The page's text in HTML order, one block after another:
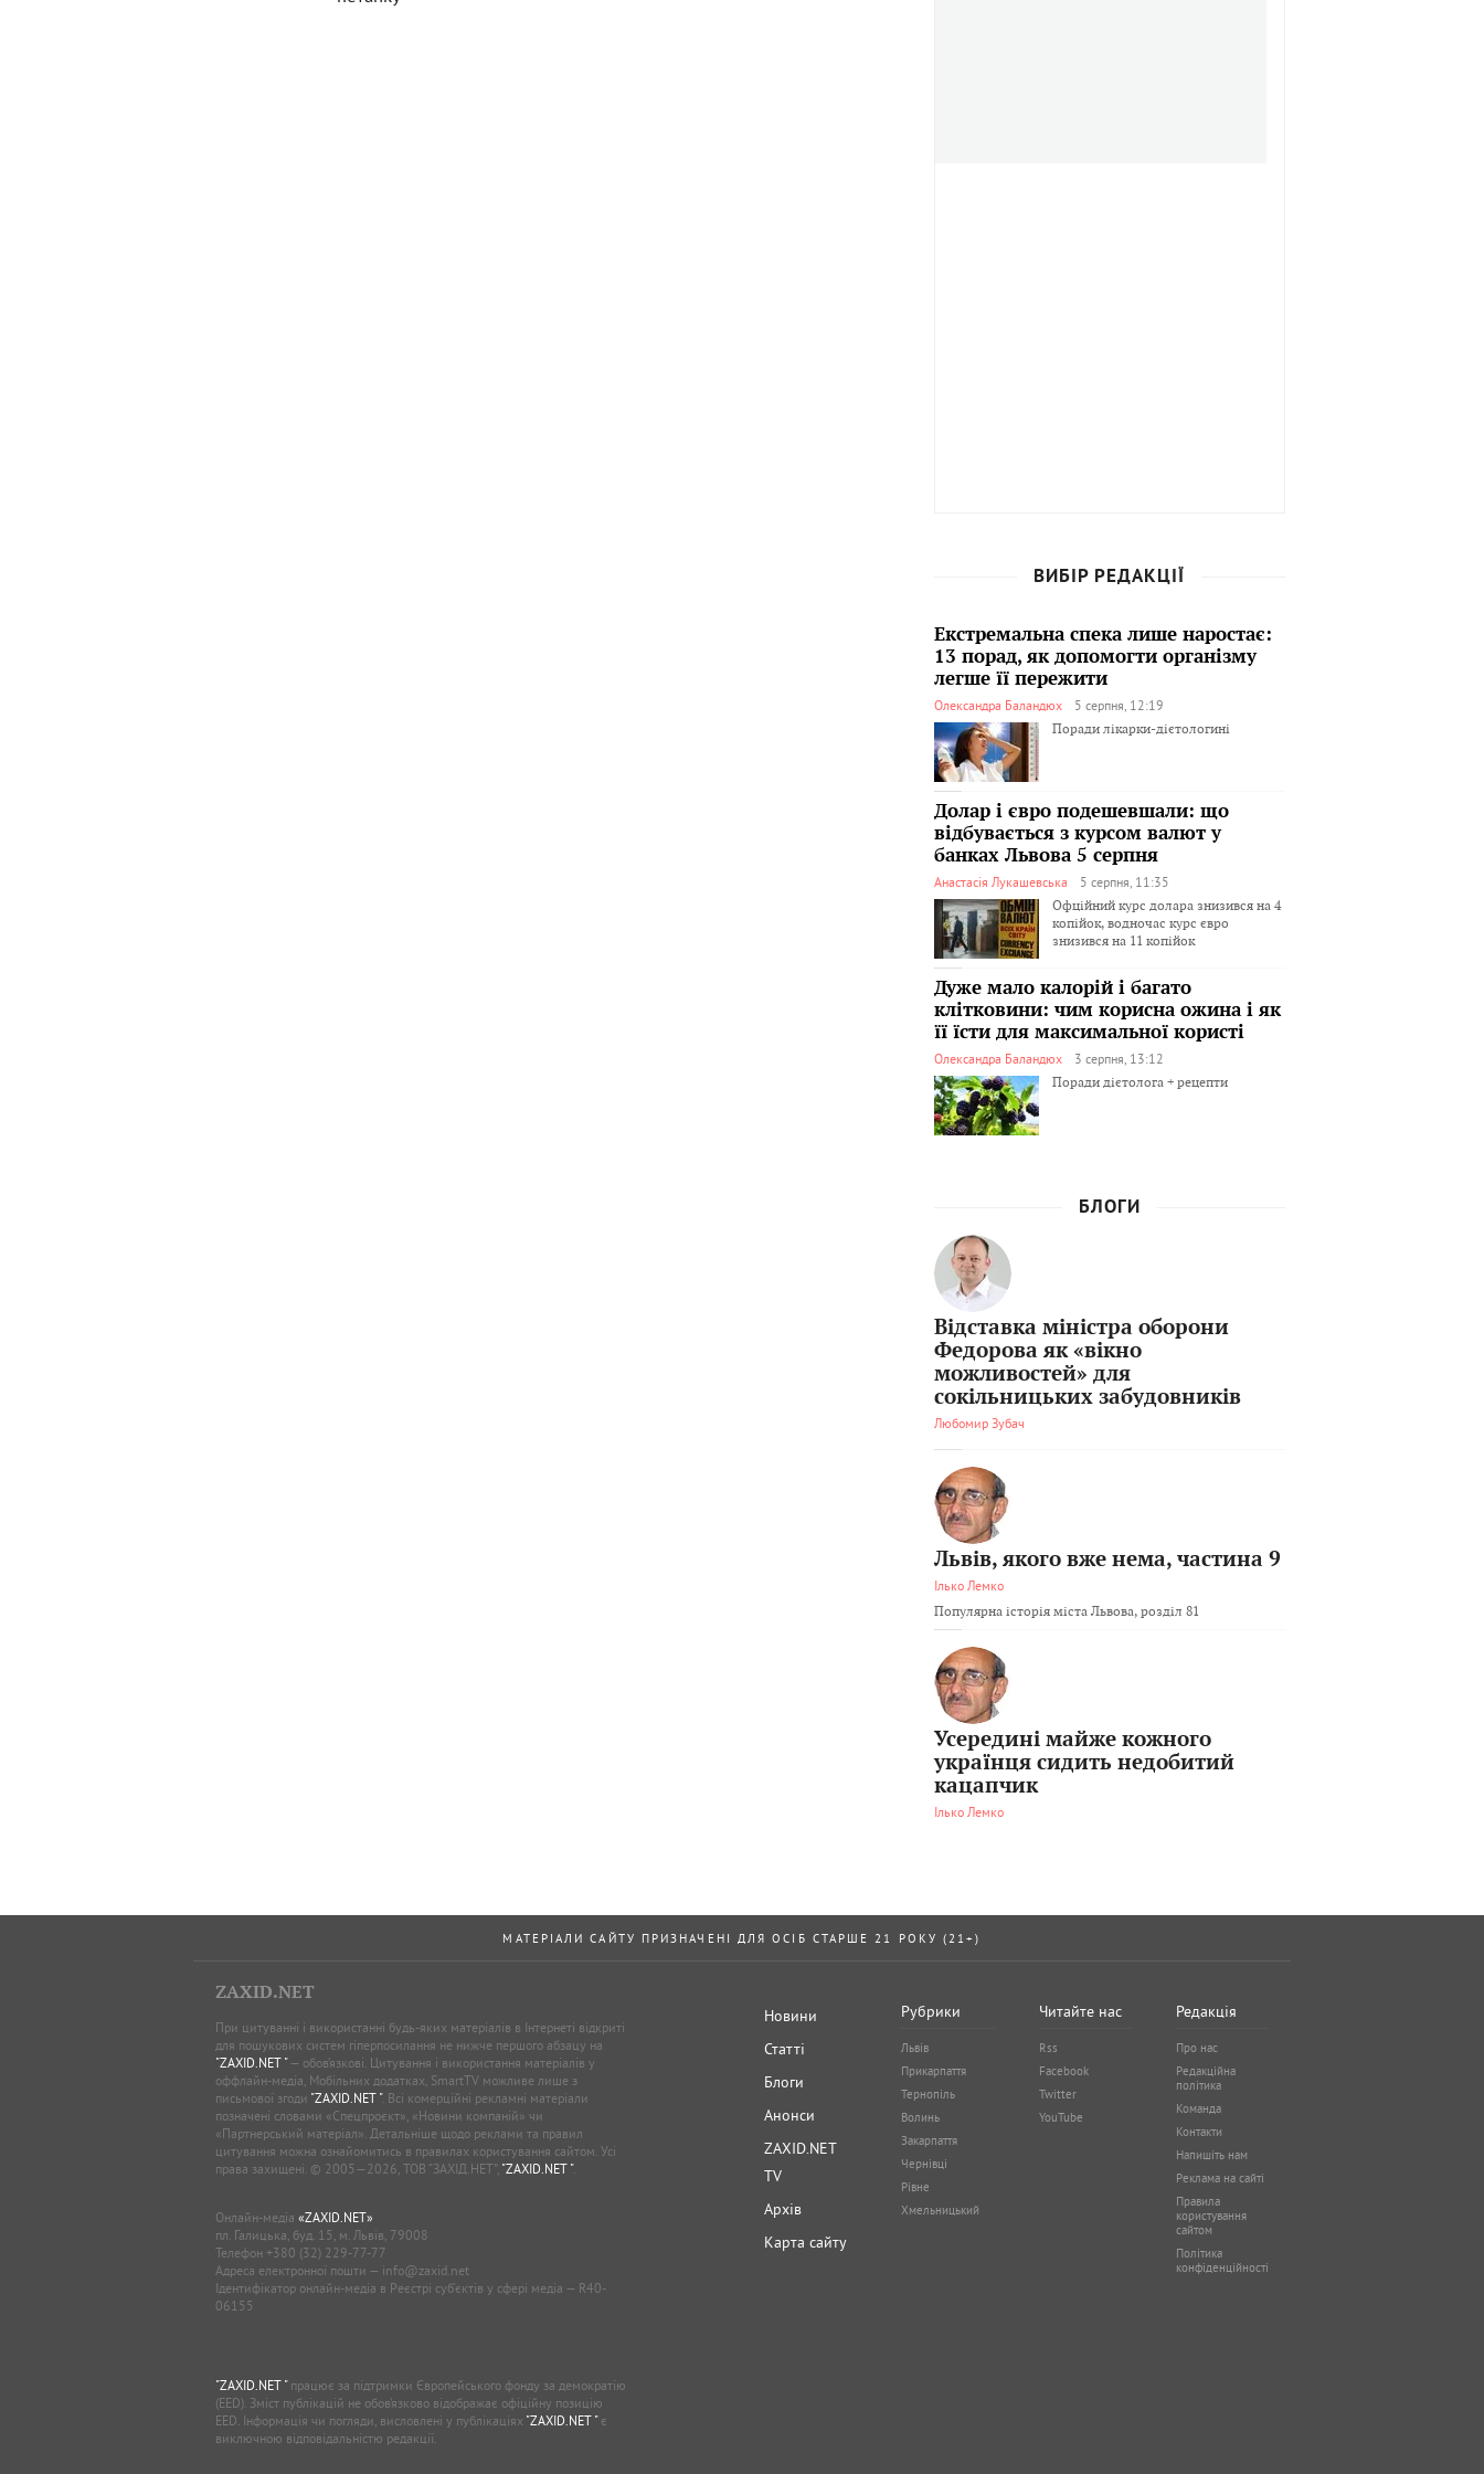
ВИБІР РЕДАКЦІЇ
Екстремальна спека лише наростає:
13 порад, як допомогти організму
легше її пережити
Олександра Баландюх
5 серпня, 12:19
Поради лікарки-дієтологині
Долар і євро подешевшали: що
відбувається з курсом валют у
банках Львова 5 серпня
Анастасія Лукашевська
5 серпня, 11:35
Офційний курс долара знизився на 4
копійок, водночас курс євро
знизився на 11 копійок
Дуже мало калорій і багато
клітковини: чим корисна ожина і як
її їсти для максимальної користі
Олександра Баландюх
3 серпня, 13:12
Поради дієтолога + рецепти
БЛОГИ
Відставка міністра оборони
Федорова як «вікно
можливостей» для
сокільницьких забудовників
Любомир Зубач
Львів, якого вже нема, частина 9
Ілько Лемко
Популярна історія міста Львова, розділ 81
Усередині майже кожного
українця сидить недобитий
кацапчик
Ілько Лемко
МАТЕРІАЛИ САЙТУ ПРИЗНАЧЕНІ ДЛЯ ОСІБ СТАРШЕ 21 РОКУ (21+)
ZAXID.NET
При цитуванні і використанні будь-яких матеріалів в Інтернеті відкриті
для пошукових систем гіперпосилання не нижче першого абзацу на
"ZAXID.NET "— обов’язкові. Цитування і використання матеріалів у
оффлайн-медіа, Мобільних додатках, SmartTV можливе лише з
письмової згоди "ZAXID.NET ". Всі комерційні рекламні матеріали
позначені словами «Спецпроєкт», «Новини компаній» чи
«Партнерський матеріал». Детальніше щодо реклами та правил
цитування можна ознайомитись в правилах користування сайтом. Усі
права захищені. © 2005—2026, ТОВ “ЗАХІД.НЕТ”, "ZAXID.NET ".
Онлайн-медіа «ZAXID.NET»
пл. Галицька, буд. 15, м. Львів, 79008
Телефон +380 (32) 229-77-77
Адреса електронної пошти — info@zaxid.net
Ідентифікатор онлайн-медіа в Реєстрі суб'єктів у сфері медіа — R40-
06155
"ZAXID.NET "працює за підтримки Європейського фонду за демократію
(EED). Зміст публікацій не обов’язково відображає офіційну позицію
EED. Інформація чи погляди, висловлені у публікаціях "ZAXID.NET "є
виключною відповідальністю редакції.
Новини
Статті
Блоги
Анонси
ZAXID.NET
TV
Архів
Карта сайту
Рубрики
Львів
Прикарпаття
Тернопіль
Волинь
Закарпаття
Чернівці
Рівне
Хмельницький
Читайте нас
Rss
Facebook
Twitter
YouTube
Редакція
Про нас
Редакційна
політика
Команда
Контакти
Напишіть нам
Реклама на сайті
Правила
користування
сайтом
Політика
конфіденційності